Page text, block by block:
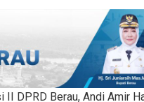
DPRD Berau, Andi Amir